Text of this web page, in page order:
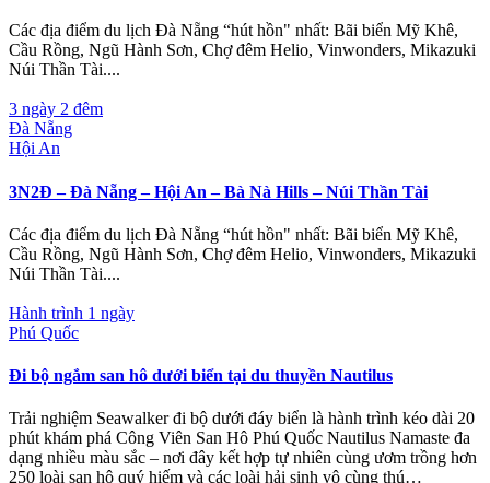
Các địa điểm du lịch Đà Nẵng “hút hồn" nhất: Bãi biển Mỹ Khê,
Cầu Rồng, Ngũ Hành Sơn, Chợ đêm Helio, Vinwonders, Mikazuki
Núi Thần Tài....
3 ngày 2 đêm
Đà Nẵng
Hội An
3N2Đ – Đà Nẵng – Hội An – Bà Nà Hills – Núi Thần Tài
Các địa điểm du lịch Đà Nẵng “hút hồn" nhất: Bãi biển Mỹ Khê,
Cầu Rồng, Ngũ Hành Sơn, Chợ đêm Helio, Vinwonders, Mikazuki
Núi Thần Tài....
Hành trình 1 ngày
Phú Quốc
Đi bộ ngắm san hô dưới biển tại du thuyền Nautilus
Trải nghiệm Seawalker đi bộ dưới đáy biển là hành trình kéo dài 20
phút khám phá Công Viên San Hô Phú Quốc Nautilus Namaste đa
dạng nhiều màu sắc – nơi đây kết hợp tự nhiên cùng ươm trồng hơn
250 loài san hô quý hiếm và các loài hải sinh vô cùng thú…